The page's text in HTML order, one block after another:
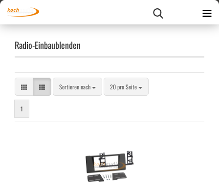
Radio-Einbaublenden
Sortieren nach
Sortieren nach 20 pro Seite
pro Seite
1